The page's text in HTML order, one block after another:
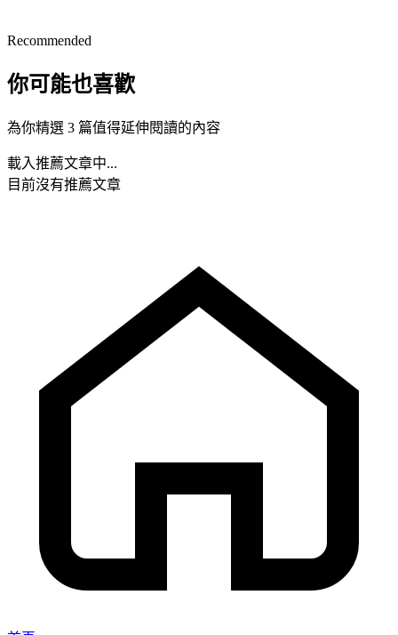
Recommended
你可能也喜歡
為你精選 3 篇值得延伸閱讀的內容
載入推薦文章中...
目前沒有推薦文章